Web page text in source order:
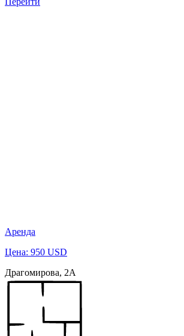
Аренда
Цена: 950 USD
Драгомирова, 2А